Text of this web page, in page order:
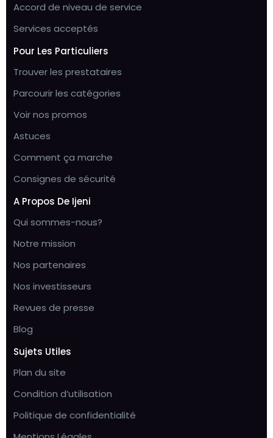
Accord de niveau de service
Services acceptés
Pour Les Particuliers
Trouver les prestataires
Parcourir les catégories
Voir nos promos
Astuces
Comment ça marche
Consignes de sécurité
A Propos De Ijeni
Qui sommes-nous?
Notre mission
Nos partenaires
Nos investisseurs
Revues de presse
Blog
Sujets Utiles
Plan du site
Condition d’utilisation
Politique de confidentialité